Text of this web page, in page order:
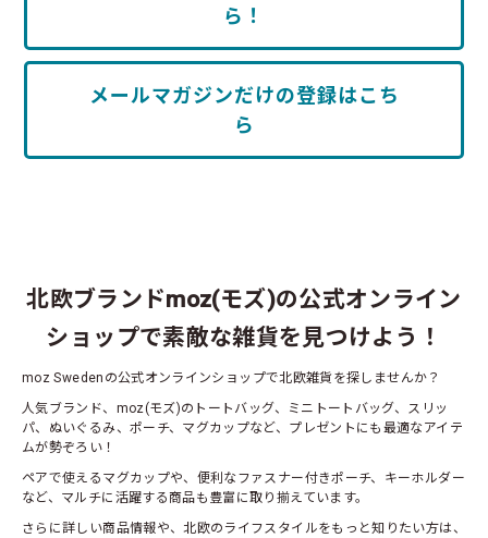
ら！
メールマガジンだけの登録はこち
ら
北欧ブランドmoz(モズ)の公式オンライン
ショップで素敵な雑貨を見つけよう！
moz Swedenの公式オンラインショップで北欧雑貨を探しませんか？
人気ブランド、moz(モズ)のトートバッグ、ミニトートバッグ、スリッ
パ、ぬいぐるみ、ポーチ、マグカップなど、プレゼントにも最適なアイテ
ムが勢ぞろい！
ペアで使えるマグカップや、便利なファスナー付きポーチ、キーホルダー
など、マルチに活躍する商品も豊富に取り揃えています。
さらに詳しい商品情報や、北欧のライフスタイルをもっと知りたい方は、